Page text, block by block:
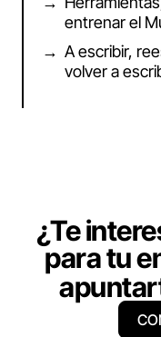
entrenar el
A escribir,
volver a
¿Te
para tu